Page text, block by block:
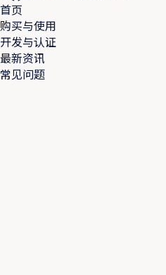
首页
购买与使用
开发与认证
最新资讯
常见问题